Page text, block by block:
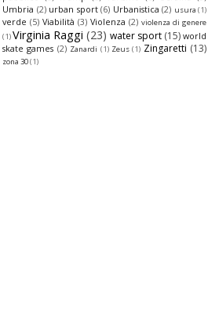
Umbria (2) urban sport (6) Urbanistica (2) usura (1)
verde (5) Viabilità (3) Violenza (2) violenza di genere
(1)Virginia Raggi (23) water sport (15) world
skate games (2) Zanardi (1) Zeus (1) Zingaretti (13)
zona 30(1)